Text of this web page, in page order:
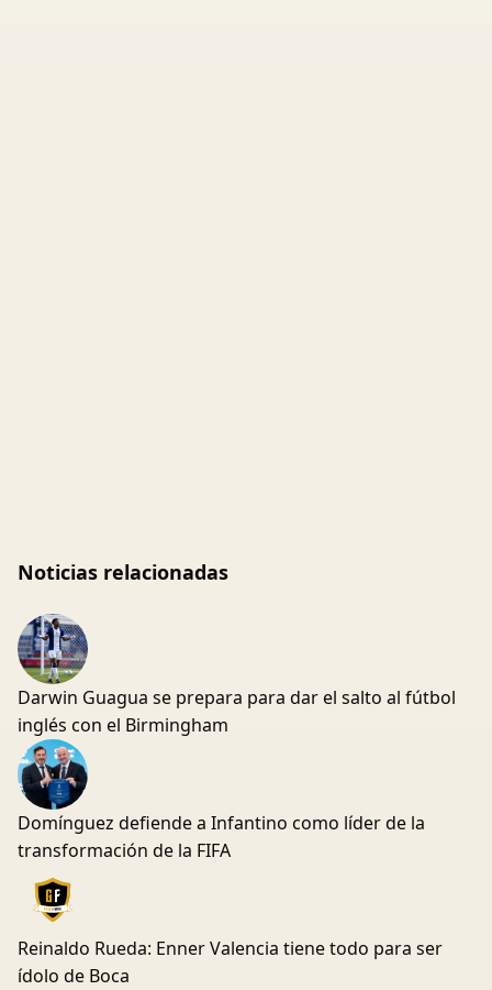
Noticias relacionadas
Darwin Guagua se prepara para dar el salto al fútbol
inglés con el Birmingham
Domínguez defiende a Infantino como líder de la
transformación de la FIFA
Reinaldo Rueda: Enner Valencia tiene todo para ser
ídolo de Boca